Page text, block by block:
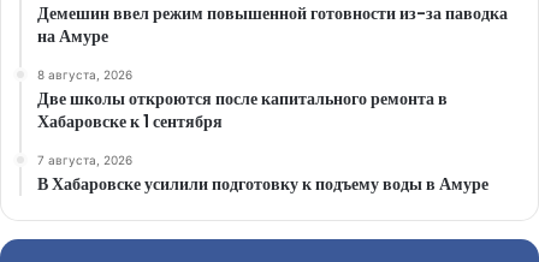
Демешин ввел режим повышенной готовности из-за паводка
на Амуре
8 августа, 2026
Две школы откроются после капитального ремонта в
Хабаровске к 1 сентября
7 августа, 2026
В Хабаровске усилили подготовку к подъему воды в Амуре